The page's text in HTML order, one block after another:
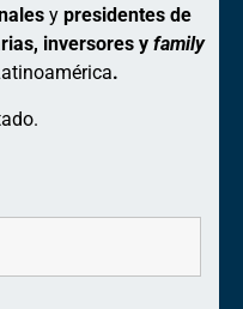
y presidentes de
inversores y family
.